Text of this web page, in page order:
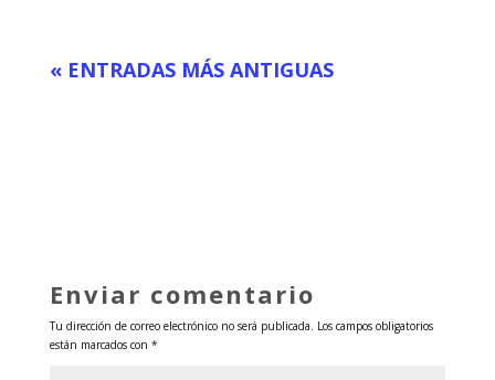
« ENTRADAS MÁS ANTIGUAS
Enviar comentario
Tu dirección de correo electrónico no será publicada. Los campos obligatorios
están marcados con *